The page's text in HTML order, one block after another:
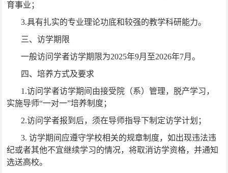
育事业；
3.具有扎实的专业理论功底和较强的教学科研能力。
三、访学期限
一般访问学者访学期限为2025年9月至2026年7月。
四、培养方式及要求
1.访问学者访学期间由接受院（系）管理，脱产学习，
实施导师“一对一”培养制度；
2.访问学者报到后，须在导师指导下制定访学计划；
3. 访学期间应遵守学校相关的规章制度，如出现违法违
纪或者其他不宜继续学习的情况，将取消访学资格，并通知
选送高校。